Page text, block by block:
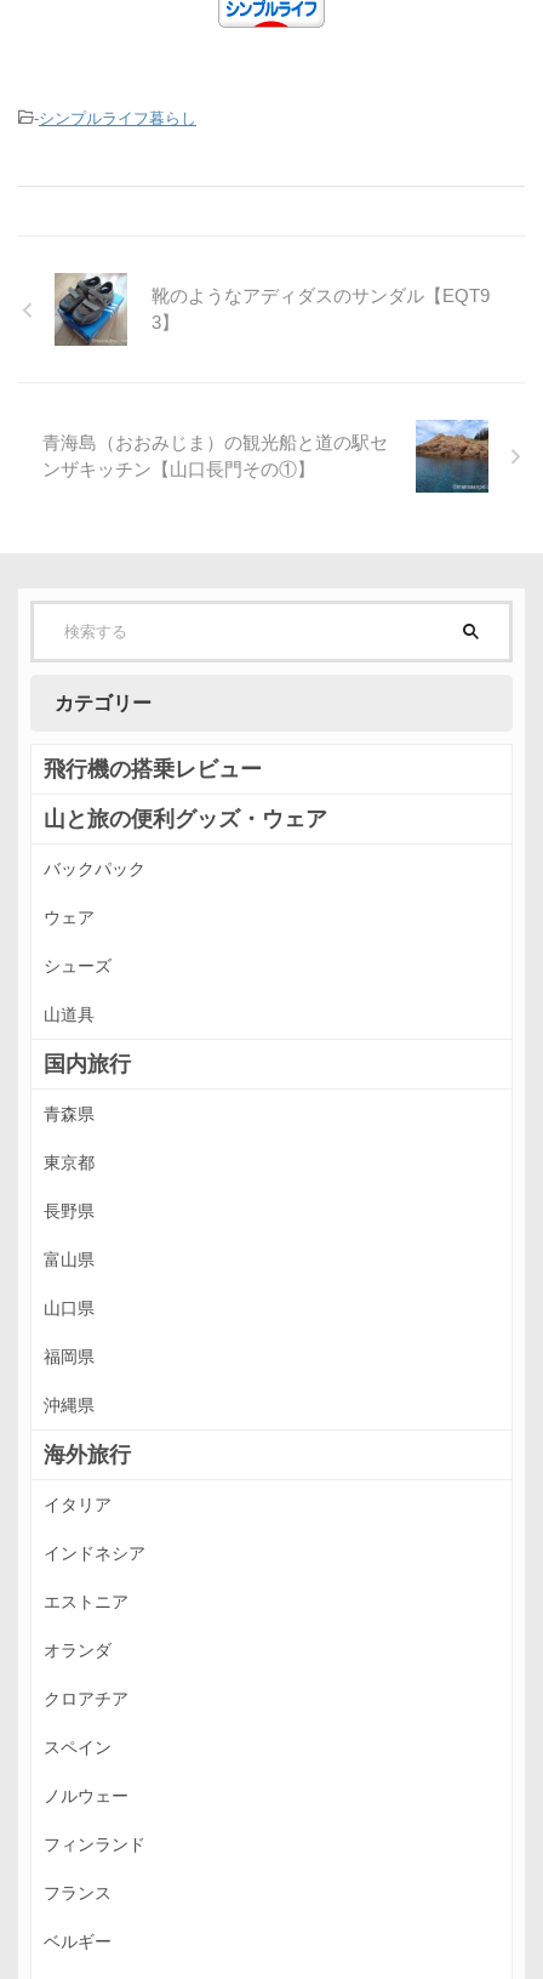
-シンプルライフ暮らし
靴のようなアディダスのサンダル【EQT9
3】
青海島（おおみじま）の観光船と道の駅セ
ンザキッチン【山口長門その①】
カテゴリー
飛行機の搭乗レビュー
山と旅の便利グッズ・ウェア
バックパック
ウェア
シューズ
山道具
国内旅行
青森県
東京都
長野県
富山県
山口県
福岡県
沖縄県
海外旅行
イタリア
インドネシア
エストニア
オランダ
クロアチア
スペイン
ノルウェー
フィンランド
フランス
ベルギー